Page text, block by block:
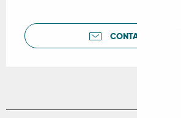
CONTACTEZ-NOUS